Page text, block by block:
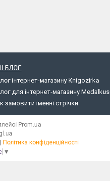
БЛОГ
інтернет-магазину Кnigozirka
для інтернет-магазину Medalkus
замовити іменні стрічки
Prom.ua
Політика конфіденційності
▼